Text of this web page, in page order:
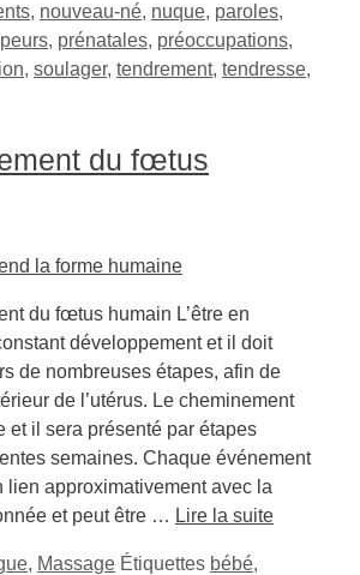
, nouveau-né, nuque, paroles,
peurs, prénatales, préoccupations,
, soulager, tendrement, tendresse,
du fœtus
du fœtus humain L’être en
développement et il doit
de nombreuses étapes, afin de
de l’utérus. Le cheminement
et il sera présenté par étapes
semaines. Chaque événement
lien approximativement avec la
et peut être … Lire la suite
, Massage Étiquettes bébé,